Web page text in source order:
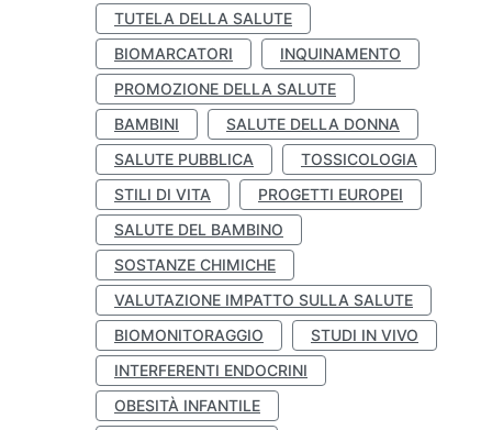
TUTELA DELLA SALUTE
BIOMARCATORI
INQUINAMENTO
PROMOZIONE DELLA SALUTE
BAMBINI
SALUTE DELLA DONNA
SALUTE PUBBLICA
TOSSICOLOGIA
STILI DI VITA
PROGETTI EUROPEI
SALUTE DEL BAMBINO
SOSTANZE CHIMICHE
VALUTAZIONE IMPATTO SULLA SALUTE
BIOMONITORAGGIO
STUDI IN VIVO
INTERFERENTI ENDOCRINI
OBESITÀ INFANTILE